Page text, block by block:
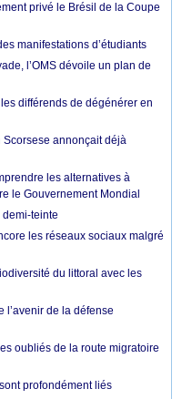
privé le Brésil de la Coupe
manifestations d’étudiants
l’OMS dévoile un plan de
différends de dégénérer en
Scorsese annonçait déjà
les alternatives à
le Gouvernement Mondial
teinte
les réseaux sociaux malgré
du littoral avec les
l’avenir de la défense
oubliés de la route migratoire
profondément liés